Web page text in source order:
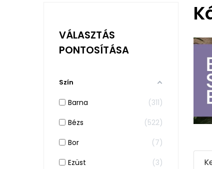
VÁLASZTÁS
PONTOSÍTÁSA
Szín
Barna
311
Bézs
522
Bor
7
Ezüst
3